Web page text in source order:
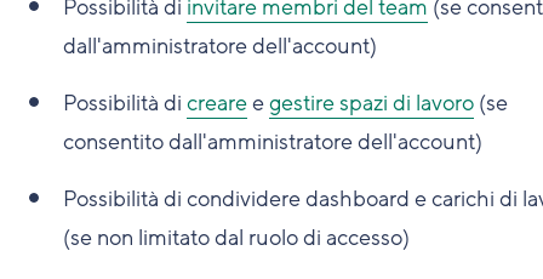
Possibilità di invitare membri del team (se
dall'amministratore dell'account)
Possibilità di creareegestire spazi di lavoro (se
consentito dall'amministratore dell'account)
Possibilità di condividere dashboard e carichi di
(se non limitato dal ruolo di accesso)